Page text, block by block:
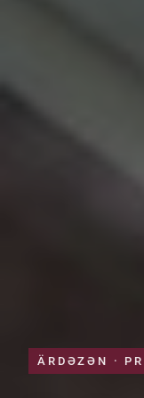
ÄRDƏZƏN ·